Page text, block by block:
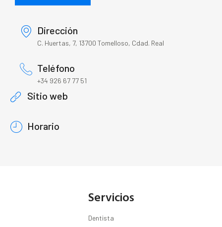
Dirección
C. Huertas, 7, 13700 Tomelloso, Cdad. Real
Teléfono
+34 926 67 77 51
Sitio web
Horario
Servicios
Dentista